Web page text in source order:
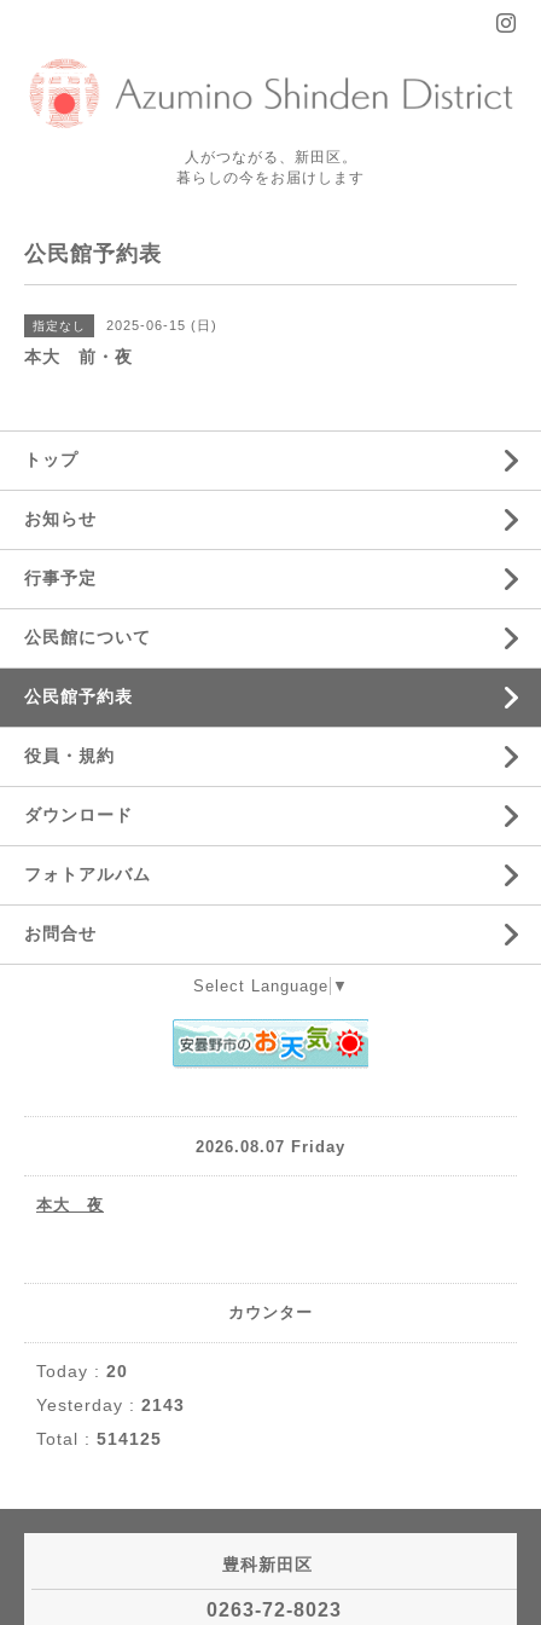
人がつながる、新田区。
暮らしの今をお届けします
公民館予約表
指定なし 2025-06-15 (日)
本大 前・夜
トップ
お知らせ
行事予定
公民館について
公民館予約表
役員・規約
ダウンロード
フォトアルバム
お問合せ
Select Language ▼
2026.08.07 Friday
本大 夜
カウンター
Today : 20
Yesterday : 2143
Total : 514125
豊科新田区
0263-72-8023